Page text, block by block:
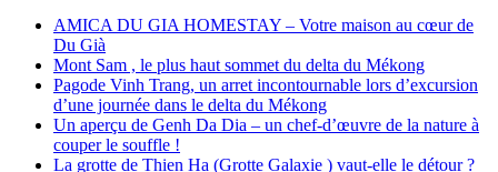
AMICA DU GIA HOMESTAY – Votre maison au cœur de
Du Già
Mont Sam , le plus haut sommet du delta du Mékong
Pagode Vinh Trang, un arret incontournable lors d’excursion
d’une journée dans le delta du Mékong
Un aperçu de Genh Da Dia – un chef-d’œuvre de la nature à
couper le souffle !
La grotte de Thien Ha (Grotte Galaxie ) vaut-elle le détour ?